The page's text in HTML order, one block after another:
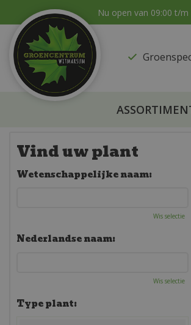
naar
content
Nu open van 09:00 t/m
Vind uw plant
Wetenschappelijke naam:
Wis selectie
Nederlandse naam:
Wis selectie
Type plant: